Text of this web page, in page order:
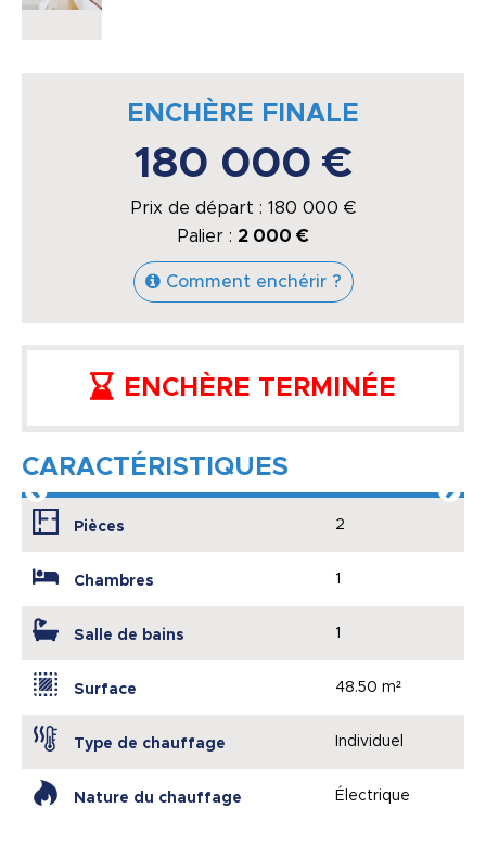
ENCHÈRE FINALE
180 000 €
Prix de départ : 180 000 €
Palier : 2 000 €
Comment enchérir ?
ENCHÈRE TERMINÉE
CARACTÉRISTIQUES
Pièces 2
Chambres 1
Salle de bains 1
Surface 48.50 m²
Type de chauffage Individuel
Nature du chauffage Électrique